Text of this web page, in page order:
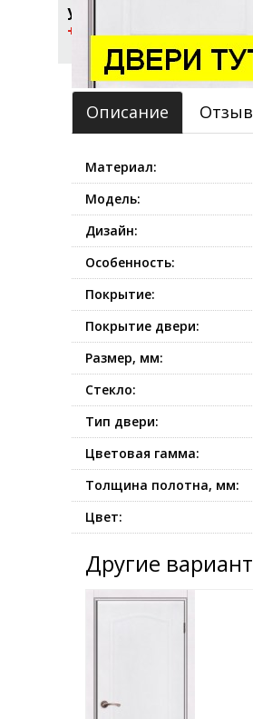
ул. Уральская, д. 106:
+7 (909) 450-80-30
Описание
Материал:
Модель:
Дизайн:
Особенность:
Покрытие:
Покрытие двери:
Размер, мм:
Стекло:
Тип двери:
Цветовая гамма:
Толщина полотна, мм:
Цвет:
Другие